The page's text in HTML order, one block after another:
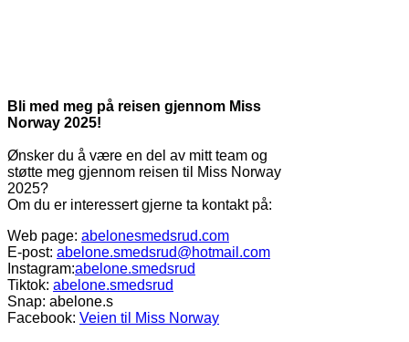
Bli med meg på reisen gjennom Miss
Norway 2025!
Ønsker du å være en del av mitt team og
støtte meg gjennom reisen til Miss Norway
2025?
Om du er interessert gjerne ta kontakt på:
Web page: abelonesmedsrud.com
E-post: abelone.smedsrud@hotmail.com
Instagram:abelone.smedsrud
Tiktok: abelone.smedsrud
Snap: abelone.s
Facebook: Veien til Miss Norway